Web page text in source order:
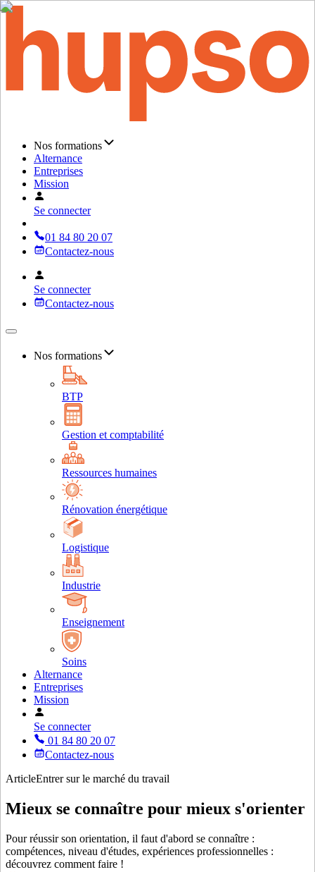
Nos formations
Alternance
Entreprises
Mission
Se connecter
01 84 80 20 07
Contactez-nous
Se connecter
Contactez-nous
Nos formations
BTP
Gestion et comptabilité
Ressources humaines
Rénovation énergétique
Logistique
Industrie
Enseignement
Soins
Alternance
Entreprises
Mission
Se connecter
01 84 80 20 07
Contactez-nous
ArticleEntrer sur le marché du travail
Mieux se connaître pour mieux s'orienter
Pour réussir son orientation, il faut d'abord se connaître :
compétences, niveau d'études, expériences professionnelles :
découvrez comment faire !